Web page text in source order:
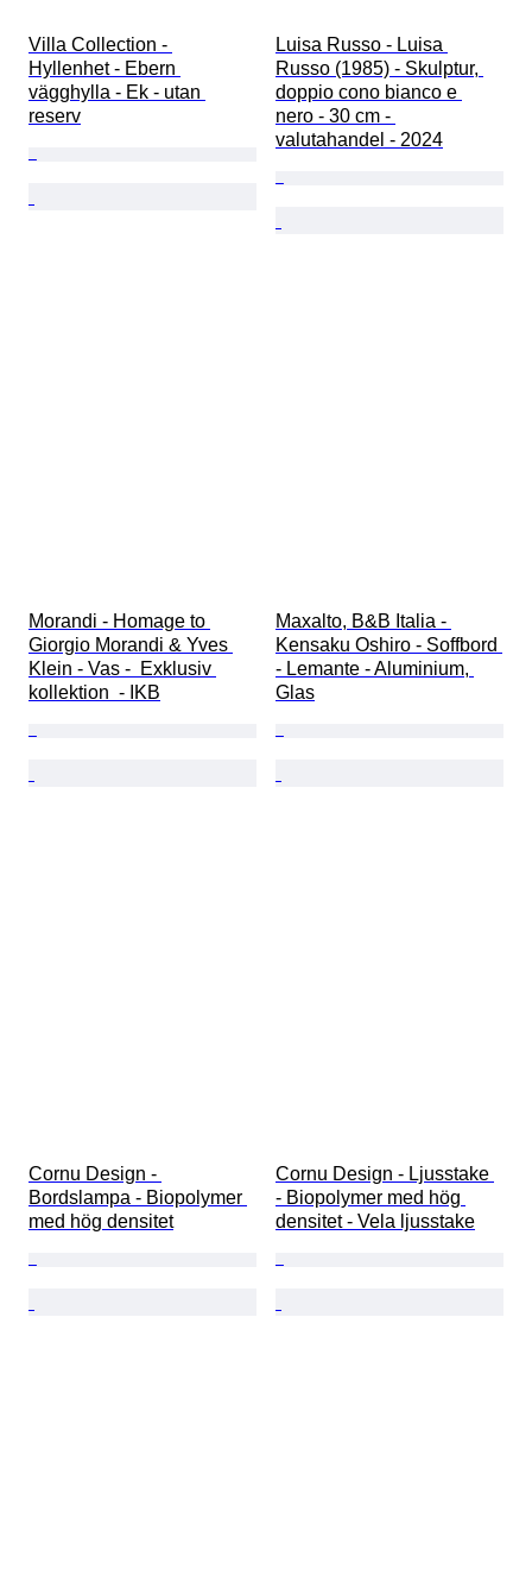
Villa Collection -
Hyllenhet - Ebern
vägghylla - Ek - utan
reserv
Luisa Russo - Luisa
Russo (1985) - Skulptur,
doppio cono bianco e
nero - 30 cm -
valutahandel - 2024
Morandi - Homage to
Giorgio Morandi & Yves
Klein - Vas -  Exklusiv
kollektion  - IKB
Maxalto, B&B Italia -
Kensaku Oshiro - Soffbord
- Lemante - Aluminium,
Glas
Cornu Design -
Bordslampa - Biopolymer
med hög densitet
Cornu Design - Ljusstake
- Biopolymer med hög
densitet - Vela ljusstake